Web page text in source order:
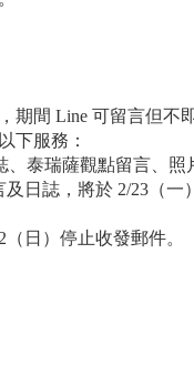
期間 Line 可留言但不
下服務：
泰瑞薩觀點留言、照
日誌，將於 2/23（一
日）停止收發郵件。